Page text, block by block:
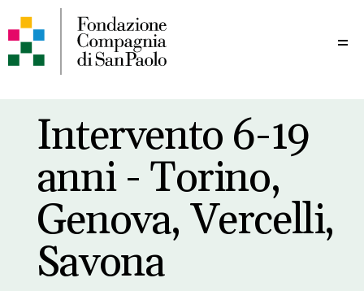
Intervento 6-19
anni - Torino,
Genova, Vercelli,
Savona